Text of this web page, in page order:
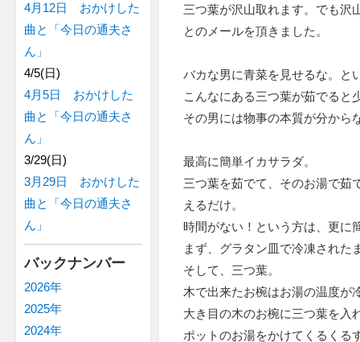
三つ葉が沢山取れます。でも沢
とのメールを頂きました。
バカな男に青菜を見せるな。と
こんなにある三つ葉が茹でると
その男には物事の本質が分から
最高に簡単イカサラダ。
三つ葉を茹でて、そのお湯で茹
えるだけ。
時間がない！という方は、更に
まず、グラタン皿で冷凍された
そして、三つ葉。
木で出来たお椀はお湯の温度が
大き目の木のお椀に三つ葉を入
ポットのお湯をかけてくるくる
4月12日 おかけした
曲と「今日の通夫さ
ん」
4/5(日)
4月5日 おかけした
曲と「今日の通夫さ
ん」
3/29(日)
3月29日 おかけした
曲と「今日の通夫さ
ん」
バックナンバー
2026年
2025年
2024年